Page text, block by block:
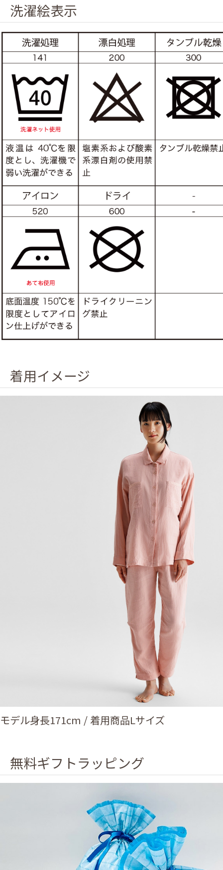
洗濯絵表示
着用イメージ
モデル身長171cm / 着用商品Lサイズ
無料ギフトラッピング